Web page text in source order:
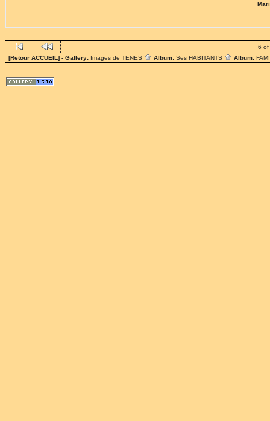
6 of
[Retour ACCUEIL] - Gallery: Images de TENES Album: Ses HABITANTS Album: